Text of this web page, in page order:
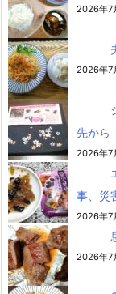
2026年7
2026年7
先から
2026年7
事、災
2026年7
2026年7